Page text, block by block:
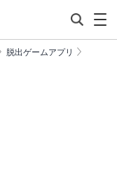
脱出ゲームアプリ